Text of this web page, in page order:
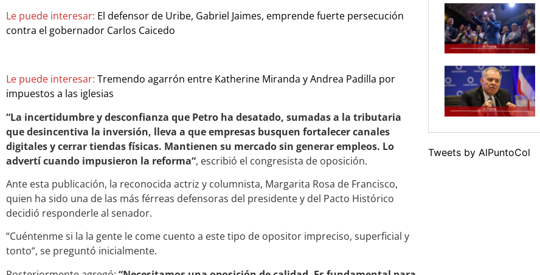
Le puede interesar: El defensor de Uribe, Gabriel Jaimes, emprende fuerte persecución
contra el gobernador Carlos Caicedo
Le puede interesar: Tremendo agarrón entre Katherine Miranda y Andrea Padilla por
impuestos a las iglesias
“La incertidumbre y desconfianza que Petro ha desatado, sumadas a la tributaria
que desincentiva la inversión, lleva a que empresas busquen fortalecer canales
digitales y cerrar tiendas físicas. Mantienen su mercado sin generar empleos. Lo
advertí cuando impusieron la reforma“, escribió el congresista de oposición.
Ante esta publicación, la reconocida actriz y columnista, Margarita Rosa de Francisco,
quien ha sido una de las más férreas defensoras del presidente y del Pacto Histórico
decidió responderle al senador.
“Cuéntenme si la la gente le come cuento a este tipo de opositor impreciso, superficial y
tonto“, se preguntó inicialmente.
Tweets by AlPuntoCol